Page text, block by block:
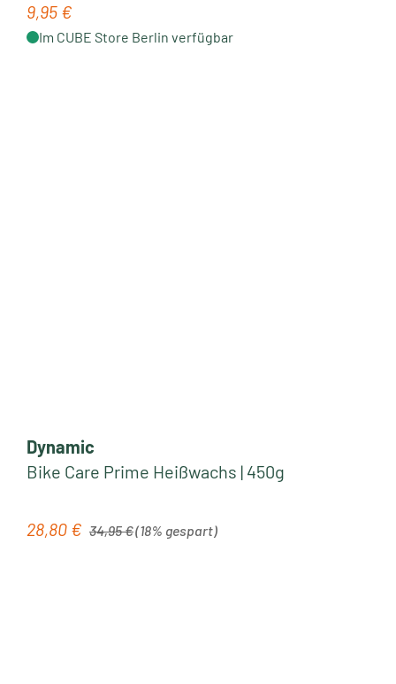
Regulärer Preis:
9,95 €
Im CUBE Store Berlin verfügbar
Dynamic
Bike Care Prime Heißwachs | 450g
Verkaufspreis:
28,80 € 34,95 €(18% gespart)